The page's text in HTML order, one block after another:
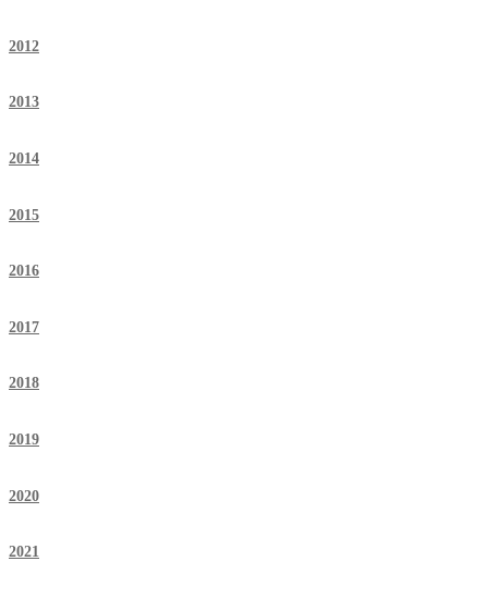
2012
2013
2014
2015
2016
2017
2018
2019
2020
2021